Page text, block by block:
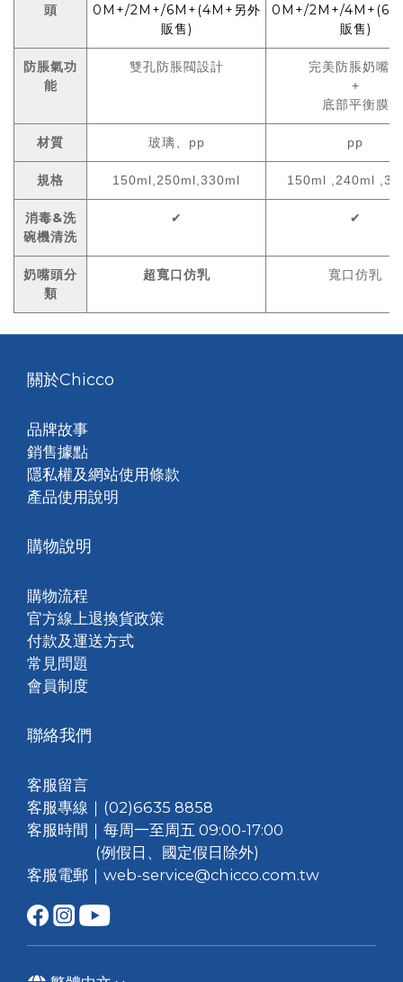
頭
0M+/2M+/6M+(4M+另外
販售)
0M+/2M+/
販售)
防脹氣功
能
雙孔防脹閥設計
完美防脹奶嘴頭
+
底部平衡膜
材質 玻璃、pp pp
規格 150ml,250ml,330ml 150ml ,240ml
消毒&洗
碗機清洗
✔ ✔
奶嘴頭分
類
超寬口仿乳 寬口仿乳
關於Chicco
品牌故事
銷售據點
隱私權及網站使用條款
產品使用說明
購物說明
購物流程
官方線上退換貨政策
付款及運送方式
常見問題
會員制度
聯絡我們
客服留言
客服專線｜(02)6635 8858
客服時間｜每周一至周五 09:00-17:00
(例假日、國定假日除外)
客服電郵｜web-service@chicco.com.tw